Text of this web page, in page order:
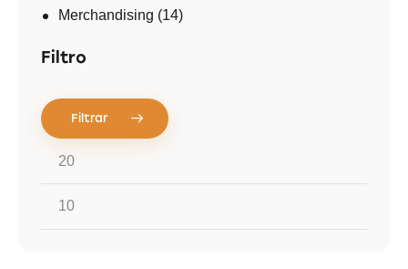
Merchandising (14)
Filtro
Filtrar